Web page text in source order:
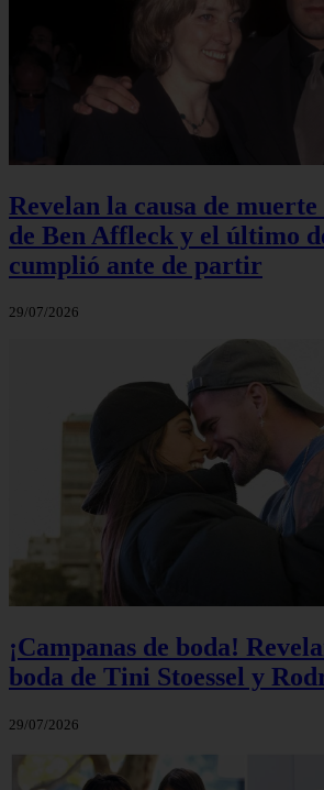
Revelan la causa de
de Ben Affleck y el último
cumplió ante de partir
29/07/2026
¡Campanas de boda!
boda de Tini Stoessel y
29/07/2026